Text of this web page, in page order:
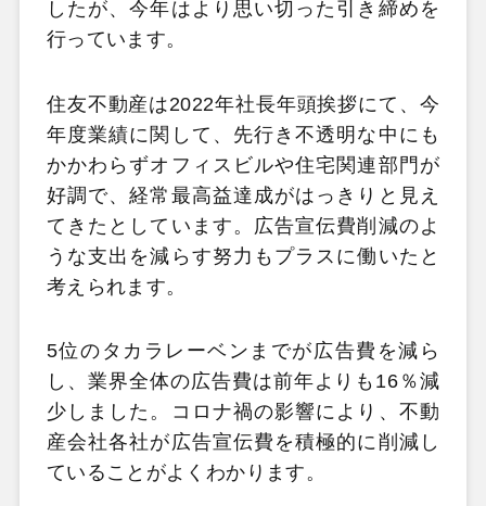
したが、今年はより思い切った引き締めを
行っています。
住友不動産は2022年社長年頭挨拶にて、今
年度業績に関して、先行き不透明な中にも
かかわらずオフィスビルや住宅関連部門が
好調で、経常最高益達成がはっきりと見え
てきたとしています。広告宣伝費削減のよ
うな支出を減らす努力もプラスに働いたと
考えられます。
5位のタカラレーベンまでが広告費を減ら
し、業界全体の広告費は前年よりも16％減
少しました。コロナ禍の影響により、不動
産会社各社が広告宣伝費を積極的に削減し
ていることがよくわかります。